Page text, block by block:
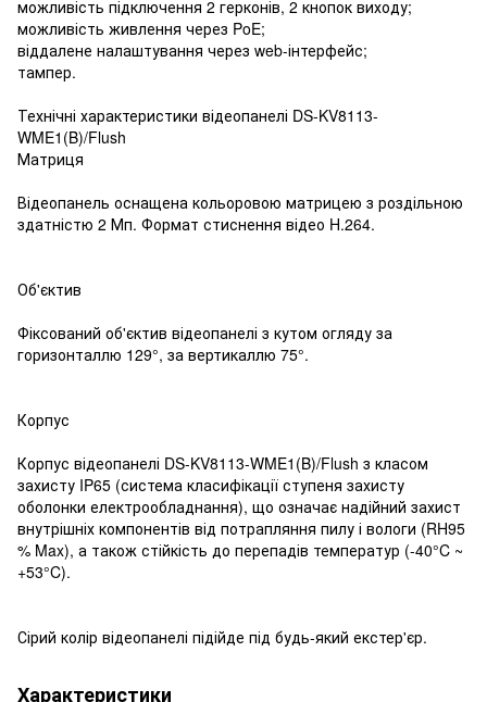
можливість підключення 2 герконів, 2 кнопок виходу;
можливість живлення через PoE;
віддалене налаштування через web-інтерфейс;
тампер.
Технічні характеристики відеопанелі DS-KV8113-
WME1(B)/Flush
Матриця
Відеопанель оснащена кольоровою матрицею з роздільною
здатністю 2 Мп. Формат стиснення відео H.264.
Об'єктив
Фіксований об'єктив відеопанелі з кутом огляду за
горизонталлю 129°, за вертикаллю 75°.
Корпус
Корпус відеопанелі DS-KV8113-WME1(B)/Flush з класом
захисту IP65 (система класифікації ступеня захисту
оболонки електрообладнання), що означає надійний захист
внутрішніх компонентів від потрапляння пилу і вологи (RH95
% Max), а також стійкість до перепадів температур (-40°C ~
+53°C).
Сірий колір відеопанелі підійде під будь-який екстер'єр.
Характеристики